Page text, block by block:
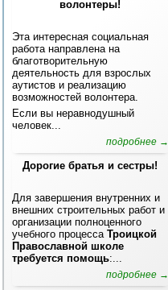
волонтеры!
Эта интересная социальная
работа направлена на
благотворительную
деятельность для взрослых
аутистов и реализацию
возможностей волонтера.
Если вы неравнодушный
человек...
подробнее →
Дорогие братья и сестры!
Для завершения внутренних и
внешних строительных работ и
организации полноценного
учебного процесса Троицкой
Православной школе
требуется помощь:...
подробнее →